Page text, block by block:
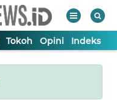
Tokoh Opini Indeks